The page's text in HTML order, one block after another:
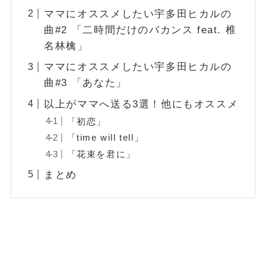
ママにオススメしたい宇多田ヒカルの
曲#2 「二時間だけのバカンス feat. 椎
名林檎」
ママにオススメしたい宇多田ヒカルの
曲#3 「あなた」
以上がママへ送る3選！他にもオススメ
「初恋」
「time will tell」
「花束を君に」
まとめ